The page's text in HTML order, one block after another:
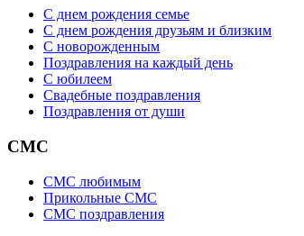
С днем рождения семье
С днем рождения друзьям и близким
C новорожденным
Поздравления на каждый день
С юбилеем
Свадебные поздравления
Поздравления от души
СМС
СМС любимым
Прикольные СМС
СМС поздравления